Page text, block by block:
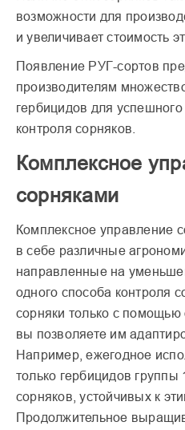
возможности для
и увеличивает стоимость
Появление РУГ-сортов
производителям
гербицидов для
контроля сорняков.
Комплексное
сорняками
Комплексное управление
в себе различные
направленные на
одного способа контроля
сорняки только с помощью
вы позволяете им
Например, ежегодное
только гербицидов
сорняков, устойчивых к
Продолжительное